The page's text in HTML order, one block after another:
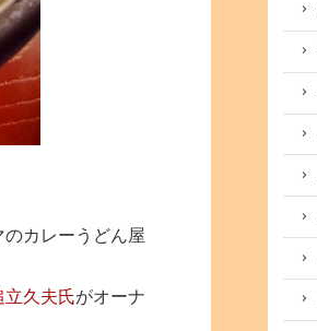
カレーうどん屋
立久夫氏がオーナ